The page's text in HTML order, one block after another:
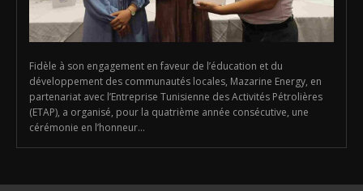
Fidèle à son engagement en faveur de l’éducation et du
développement des communautés locales, Mazarine Energy, en
partenariat avec l’Entreprise Tunisienne des Activités Pétrolières
(ETAP), a organisé, pour la quatrième année consécutive, une
cérémonie en l’honneur...